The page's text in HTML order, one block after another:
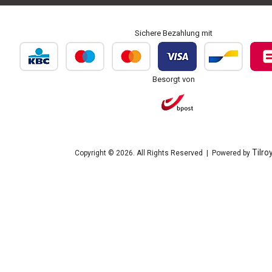
Sichere Bezahlung mit
Besorgt von
Copyright © 2026. All Rights Reserved | Powered by